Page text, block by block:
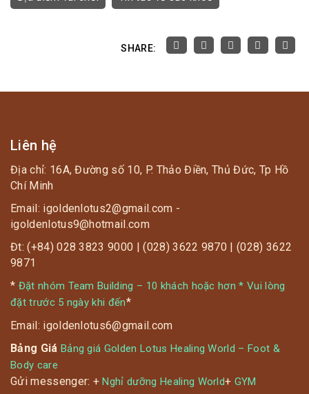
SHARE:
Liên hệ
Địa chỉ: 16A, Đường số 10, P. Thảo Điền, Thủ Đức, Tp Hồ
Chí Minh
Email: igoldenlotus2@gmail.com -
igoldenlotus9@hotmail.com
Đt: (+84) 028 3823 9000 | (028) 3622 9870 | (028) 3622
9871
* Đặt nhóm Team Building – 10 khách hoặc hơn * Vui lòng
đặt trước 5 ngày khi đến*
Email: igoldenlotus6@gmail.com
Bảng Giá Bảng giá Golden Lotus Healing World – Foot &
Body care
Gửi messenger: +Nghỉ dưỡng Healing World+ GYM